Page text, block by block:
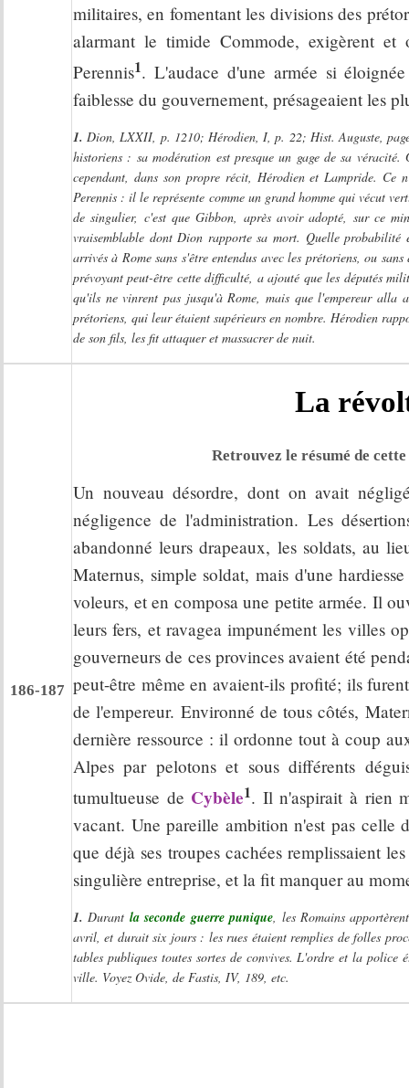
militaires, en fomentant les divisions des
alarmant le timide Commode, exigèrent
Perennis1. L'audace d'une armée si
faiblesse du gouvernement, présageaient les
1. Dion, LXXII, p. 1210; Hérodien, I, p. 22; Hist. Auguste,
historiens : sa modération est presque un gage de sa
cependant, dans son propre récit, Hérodien et Lampride. Ce
Perennis : il le représente comme un grand homme qui vécut
de singulier, c'est que Gibbon, après avoir adopté, sur ce
vraisemblable dont Dion rapporte sa mort. Quelle
arrivés à Rome sans s'être entendus avec les prétoriens, ou
prévoyant peut-être cette difficulté, a ajouté que les députés
qu'ils ne vinrent pas jusqu'à Rome, mais que l'empereur
prétoriens, qui leur étaient supérieurs en nombre. Hérodien
de son fils, les fit attaquer et massacrer de nuit.
186-187
La
Retrouvez le résumé de
Un nouveau désordre, dont on avait
négligence de l'administration. Les
abandonné leurs drapeaux, les soldats, au
Maternus, simple soldat, mais d'une
voleurs, et en composa une petite armée. Il
leurs fers, et ravagea impunément les villes
gouverneurs de ces provinces avaient été
peut-être même en avaient-ils profité; ils
de l'empereur. Environné de tous côtés,
dernière ressource : il ordonne tout à coup
Alpes par pelotons et sous différents
tumultueuse de Cybèle1. Il n'aspirait à rien
vacant. Une pareille ambition n'est pas celle
que déjà ses troupes cachées remplissaient
singulière entreprise, et la fit manquer au
1. Durant la seconde guerre punique, les Romains
avril, et durait six jours : les rues étaient remplies de folles
tables publiques toutes sortes de convives. L'ordre et la police
ville. Voyez Ovide, de Fastis, IV, 189, etc.